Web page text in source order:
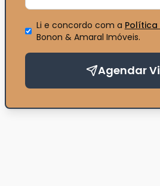
Li e concordo com a Política
Bonon & Amaral Imóveis.
Agendar